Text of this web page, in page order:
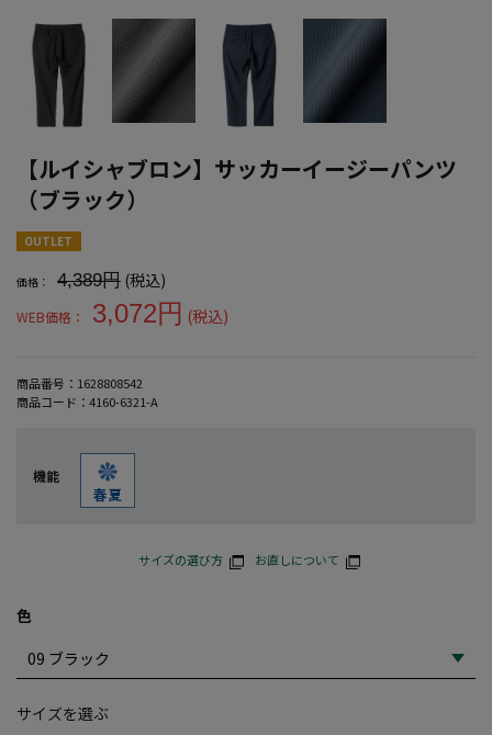
【ルイシャブロン】サッカーイージーパンツ
（ブラック）
大きいサイズ メンズ 【ルイシャブロン】サッカーイージーパンツ（
OUTLET
価格： 4,389円 (税込)
WEB価格： 3,072円 (税込)
商品番号： 1628808542
商品コード： 4160-6321-A
機能
サイズの選び方 お直しについて
色
サイズを選ぶ